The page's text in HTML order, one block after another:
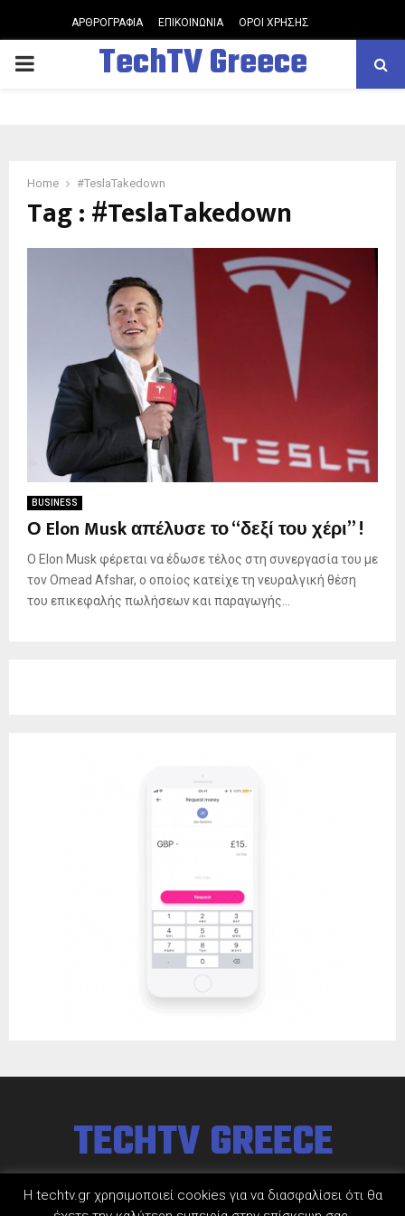
ΑΡΘΡΟΓΡΑΦΙΑ ΕΠΙΚΟΙΝΩΝΙΑ ΟΡΟΙ ΧΡΗΣΗΣ
PRIMARY TechTV Greece
Home #TeslaTakedown
Tag : #TeslaTakedown
BUSINESS
Ο Elon Musk απέλυσε το “δεξί του χέρι” !
Ο Elon Musk φέρεται να έδωσε τέλος στη συνεργασία του με
τον Omead Afshar, ο οποίος κατείχε τη νευραλγική θέση
του επικεφαλής πωλήσεων και παραγωγής...
TECHTV GREECE
Η techtv.gr χρησιμοποιεί cookies για να διασφαλίσει ότι θα